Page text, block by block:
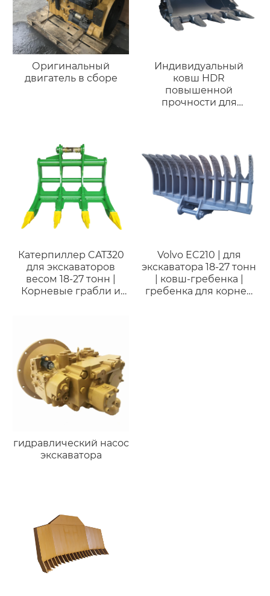
Оригинальный
двигатель в сборе
Индивидуальный
ковш HDR
повышенной
прочности для
Высококачественный
горный ковш для
добычи полезных
ископаемых
Катерпиллер CAT320
для экскаваторов
весом 18-27 тонн |
Корневые грабли и
Volvo EC210 | для
экскаватора 18-27 тонн
| ковш-гребенка |
гребенка для корней
гидравлический насос
экскаватора